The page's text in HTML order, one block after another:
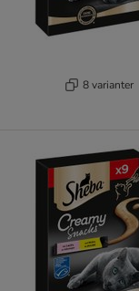
8 varianter